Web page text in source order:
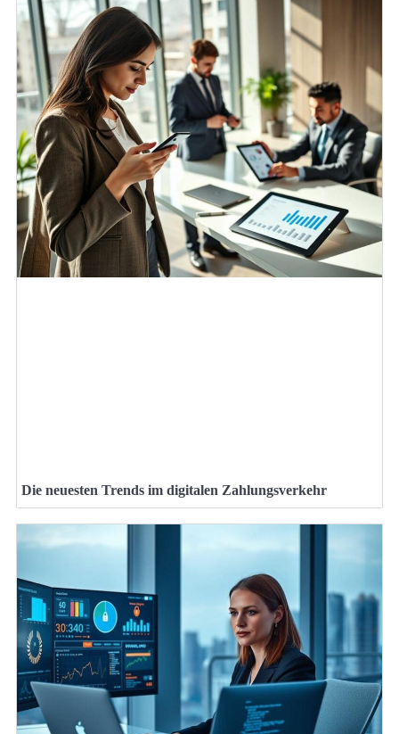
Die neuesten Trends im digitalen Zahlungsverkehr